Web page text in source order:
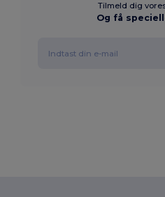
Tilmeld dig
Og få